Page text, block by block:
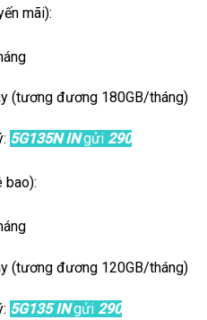
mãi):
(tương đương 180GB/tháng)
5G135N INgửi 290
bao):
(tương đương 120GB/tháng)
5G135 INgửi 290